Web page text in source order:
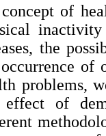
of
the
of
problems,
of